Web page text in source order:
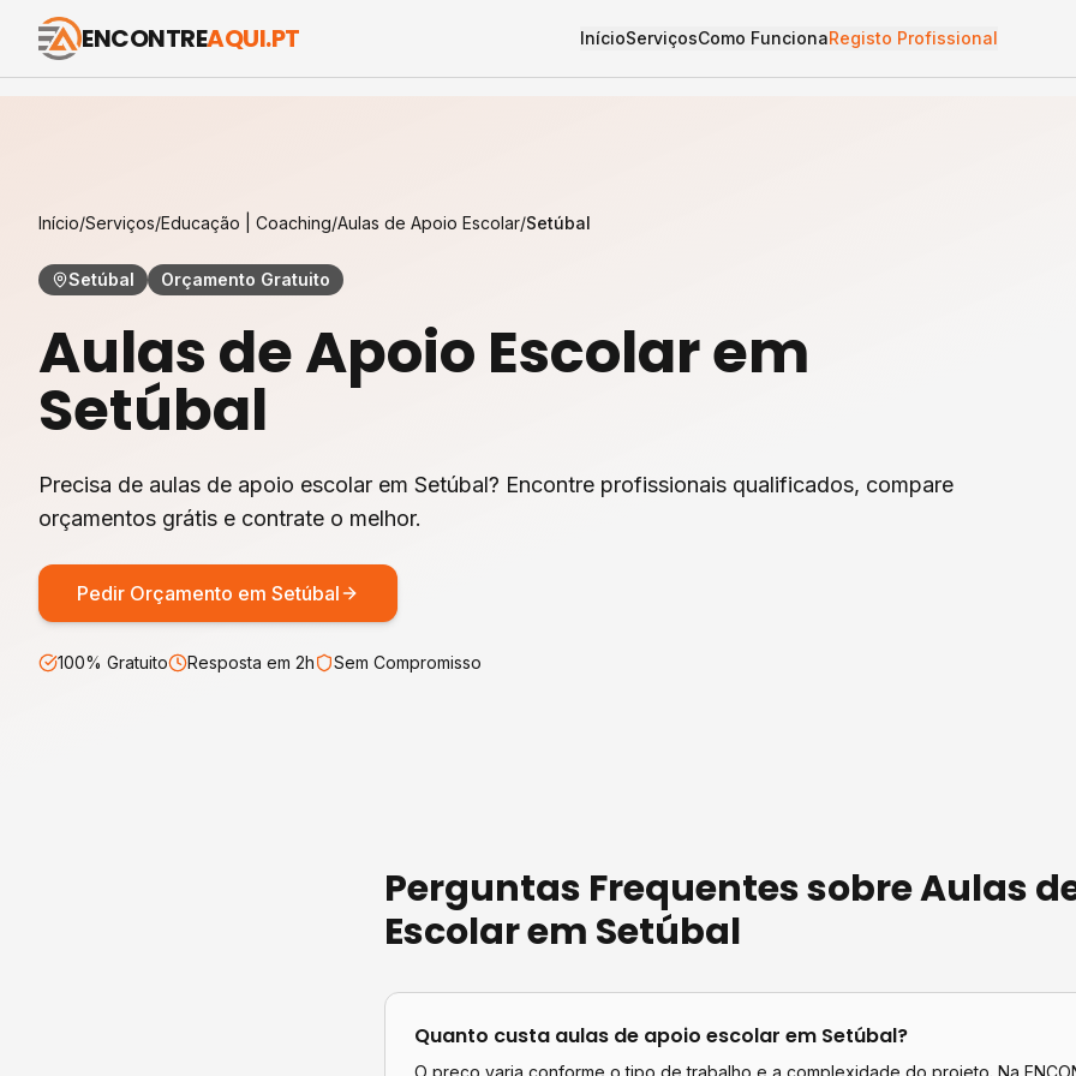
ENCONTREAQUI.PT InícioServiçosComo FuncionaRegisto Profissional
Início/Serviços/Educação | Coaching/Aulas de Apoio Escolar/Setúbal
Setúbal Orçamento Gratuito
Aulas de Apoio Escolarem
Setúbal
Precisa de aulas de apoio escolar em Setúbal? Encontre profissionais qualificados, compare
orçamentos grátis e contrate o melhor.
Pedir Orçamento em Setúbal
100% Gratuito Resposta em 2h Sem Compromisso
Perguntas Frequentes sobreAulas
Escolarem Setúbal
Quanto custa aulas de apoio escolar em Setúbal?
O preço varia conforme o tipo de trabalho e a complexidade do projeto. Na